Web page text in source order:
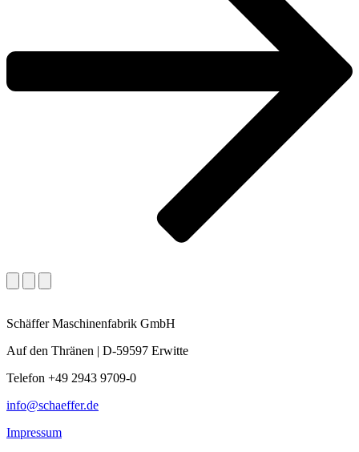
Schäffer Maschinenfabrik GmbH
Auf den Thränen | D-59597 Erwitte
Telefon +49 2943 9709-0
info@schaeffer.de
Impressum